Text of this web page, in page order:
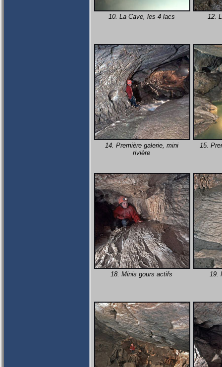
10. La Cave, les 4 lacs 12.
14. Première galerie, mini
rivière
15.
18. Minis gours actifs 19.